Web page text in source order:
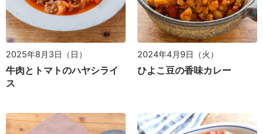
2025年8月3日（日）
牛肉とトマトのハヤシライ
ス
2024年4月9日（火）
ひよこ豆の香味カレー